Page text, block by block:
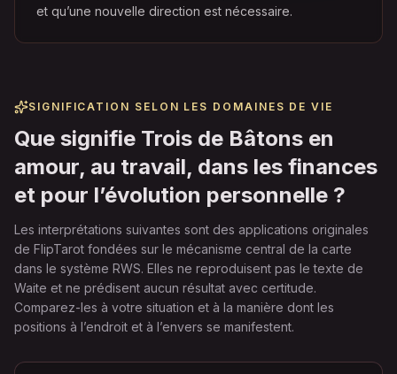
et qu’une nouvelle direction est nécessaire.
SIGNIFICATION SELON LES DOMAINES DE VIE
Que signifie Trois de Bâtons en
amour, au travail, dans les finances
et pour l’évolution personnelle ?
Les interprétations suivantes sont des applications originales
de FlipTarot fondées sur le mécanisme central de la carte
dans le système RWS. Elles ne reproduisent pas le texte de
Waite et ne prédisent aucun résultat avec certitude.
Comparez-les à votre situation et à la manière dont les
positions à l’endroit et à l’envers se manifestent.